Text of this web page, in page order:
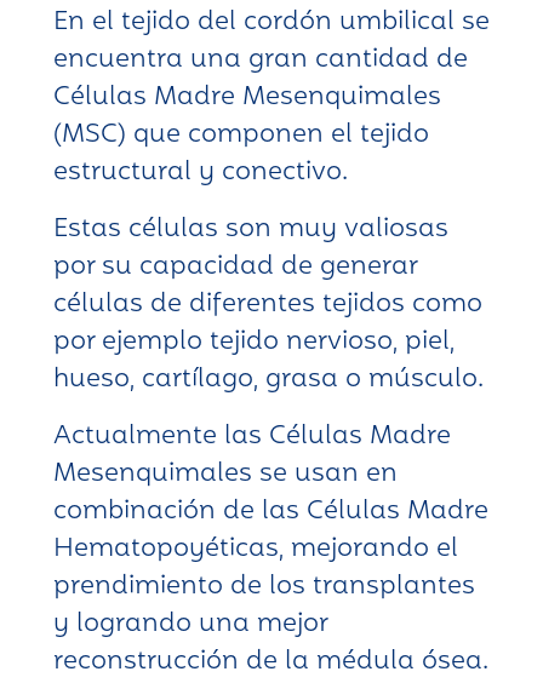
En el tejido del cordón umbilical se
encuentra una gran cantidad de
Células Madre Mesenquimales
(MSC) que componen el tejido
estructural y conectivo.
Estas células son muy valiosas
por su capacidad de generar
células de diferentes tejidos como
por ejemplo tejido nervioso, piel,
hueso, cartílago, grasa o músculo.
Actualmente las Células Madre
Mesenquimales se usan en
combinación de las Células Madre
Hematopoyéticas, mejorando el
prendimiento de los transplantes
y logrando una mejor
reconstrucción de la médula ósea.